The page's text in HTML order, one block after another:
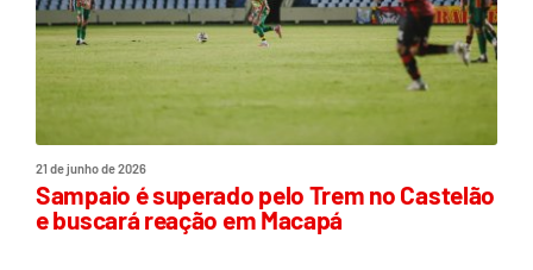
21 de junho de 2026
Sampaio é superado pelo Trem no Castelão
e buscará reação em Macapá